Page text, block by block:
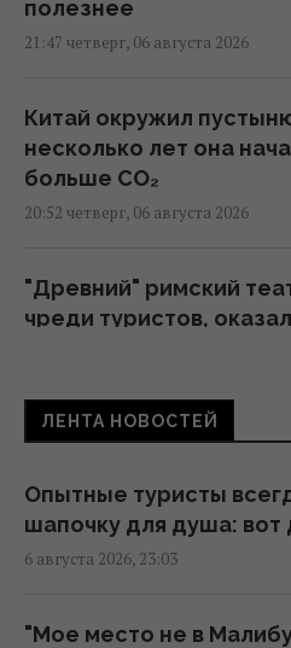
полезнее
21:47 четверг, 06 августа 2026
Китай окружил
несколько лет она
больше CO₂
20:52 четверг, 06 августа 2026
"Древний" римский
чреди туристов,
Никитюк с годовалым
19:57 четверг, 06 августа 2026
Песня, которая
19:54 четверг, 06 августа 2026
ЛЕНТА НОВОСТЕЙ
Опытные туристы
шапочку для душа: вот
6 августа 2026, 23:03
"Мое место не в